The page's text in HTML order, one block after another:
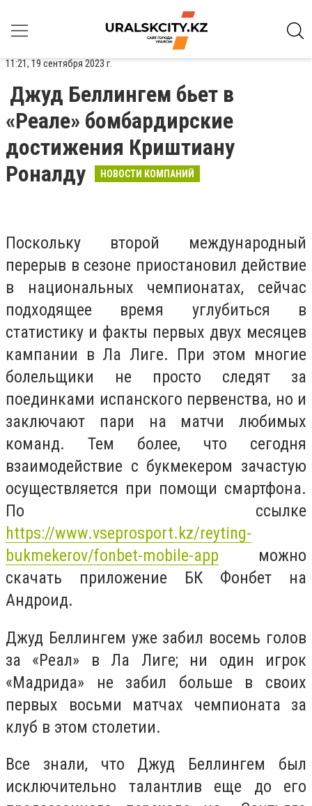
11:21, 19 сентября 2023 г.
Джуд Беллингем бьет в
«Реале» бомбардирские
достижения Криштиану
Роналду
НОВОСТИ КОМПАНИЙ
Поскольку второй международный
перерыв в сезоне приостановил действие
в национальных чемпионатах, сейчас
подходящее время углубиться в
статистику и факты первых двух месяцев
кампании в Ла Лиге. При этом многие
болельщики не просто следят за
поединками испанского первенства, но и
заключают пари на матчи любимых
команд. Тем более, что сегодня
взаимодействие с букмекером зачастую
осуществляется при помощи смартфона.
По ссылке
https://www.vseprosport.kz/reyting-
bukmekerov/fonbet-mobile-app можно
скачать приложение БК Фонбет на
Андроид.
Джуд Беллингем уже забил восемь голов
за «Реал» в Ла Лиге; ни один игрок
«Мадрида» не забил больше в своих
первых восьми матчах чемпионата за
клуб в этом столетии.
Все знали, что Джуд Беллингем был
исключительно талантлив еще до его